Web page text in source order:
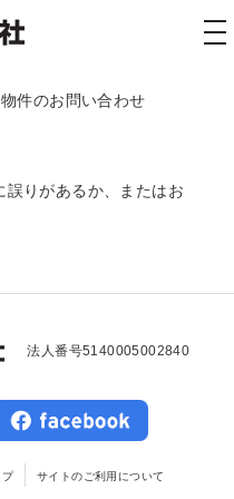
物件のお問い合わせ
りがあるか、またはお
法人番号5140005002840
プ サイトのご利用について